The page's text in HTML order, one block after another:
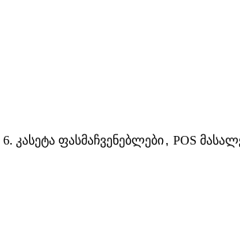
6. კასეტა ფასმაჩვენებლები, POS